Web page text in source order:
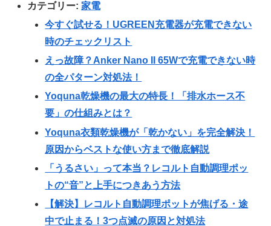
カテゴリー:家電
今すぐ試せる！UGREEN充電器が充電できない
時のチェックリスト
えっ故障？Anker Nano II 65Wで充電できない時
の全パターン対処法！
Yoquna乾燥機の最大の特長！「排水ホース不
要」の仕組みとは？
Yoquna衣類乾燥機が「乾かない」を完全解決！
原因からベストな使い方まで徹底解説
「うるさい」って本当？レコルト自動調理ポッ
トの“音”と上手につきあう方法
【解決】レコルト自動調理ポットが焦げる・途
中で止まる！3つ点滅の原因と対処法